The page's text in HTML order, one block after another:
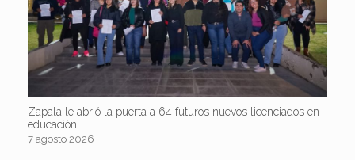
Zapala le abrió la puerta a 64 futuros nuevos licenciados en
educación
7 agosto 2026